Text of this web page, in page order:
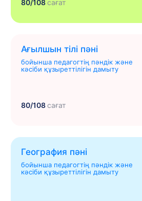
80/108сағат
Ағылшын тілі пәні
бойынша педагогтің пәндік және
кәсіби құзыреттілігін дамыту
80/108сағат
География пәні
бойынша педагогтің пәндік және
кәсіби құзыреттілігін дамыту